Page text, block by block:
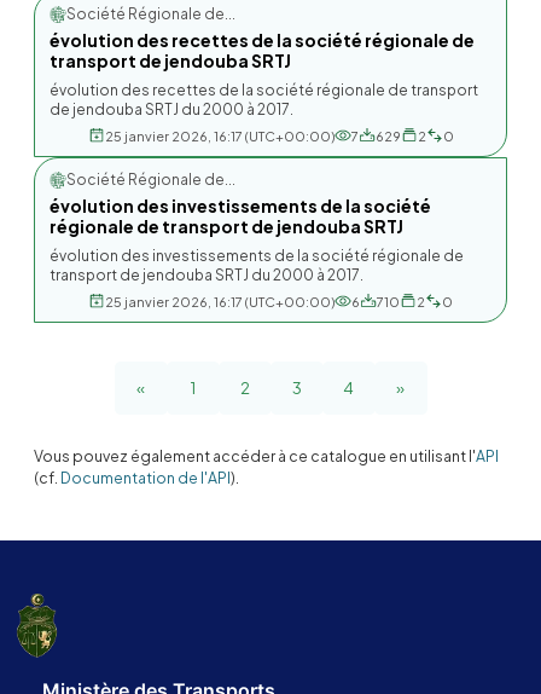
Société Régionale de...
évolution des recettes de la société régionale de
transport de jendouba SRTJ
évolution des recettes de la société régionale de transport
de jendouba SRTJ du 2000 à 2017.
25 janvier 2026, 16:17 (UTC+00:00) 7 629 2 0
Société Régionale de...
évolution des investissements de la société
régionale de transport de jendouba SRTJ
évolution des investissements de la société régionale de
transport de jendouba SRTJ du 2000 à 2017.
25 janvier 2026, 16:17 (UTC+00:00) 6 710 2 0
« 1 2 3 4 »
Vous pouvez également accéder à ce catalogue en utilisant l'API
(cf. Documentation de l'API).